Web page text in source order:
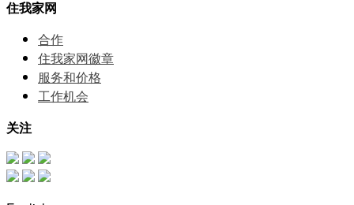
住我家网
合作
住我家网徽章
服务和价格
⼯作机会
关注